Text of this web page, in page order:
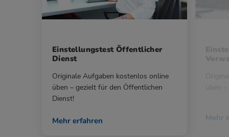
Einstellungstest Öffentlicher
Dienst
Originale Aufgaben kostenlos online
üben – gezielt für den Öffentlichen
Dienst!
Mehr erfahren Mehr